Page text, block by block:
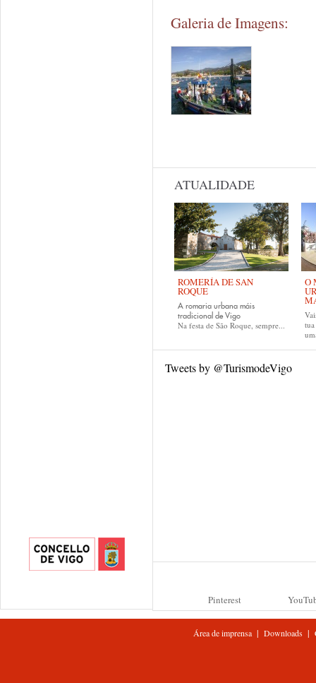
Galeria de Imagens:
ATUALIDADE
ROMERÍA DE SAN
ROQUE
A romaria urbana máis
tradicional de Vigo
Na festa de São Roque, sempre...
O
Tweets by @TurismodeVigo
Pinterest
Área de imprensa| Downloads|